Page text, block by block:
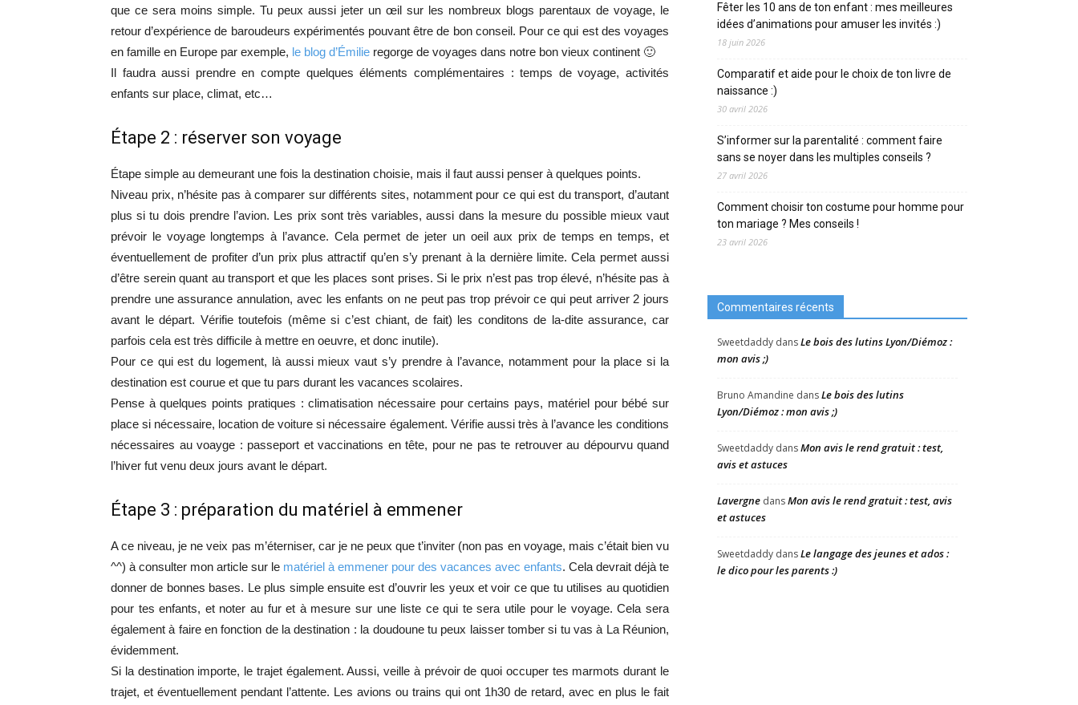
que ce sera moins simple. Tu peux aussi jeter un œil sur les nombreux blogs parentaux de voyage, le
retour d’expérience de baroudeurs expérimentés pouvant être de bon conseil. Pour ce qui est des voyages
en famille en Europe par exemple, le blog d’Émilie regorge de voyages dans notre bon vieux continent 🙂
Il faudra aussi prendre en compte quelques éléments complémentaires : temps de voyage, activités
enfants sur place, climat, etc…
Étape 2 : réserver son voyage
Étape simple au demeurant une fois la destination choisie, mais il faut aussi penser à quelques points.
Niveau prix, n’hésite pas à comparer sur différents sites, notamment pour ce qui est du transport, d’autant
plus si tu dois prendre l’avion. Les prix sont très variables, aussi dans la mesure du possible mieux vaut
prévoir le voyage longtemps à l’avance. Cela permet de jeter un oeil aux prix de temps en temps, et
éventuellement de profiter d’un prix plus attractif qu’en s’y prenant à la dernière limite. Cela permet aussi
d’être serein quant au transport et que les places sont prises. Si le prix n’est pas trop élevé, n’hésite pas à
prendre une assurance annulation, avec les enfants on ne peut pas trop prévoir ce qui peut arriver 2 jours
avant le départ. Vérifie toutefois (même si c’est chiant, de fait) les conditons de la-dite assurance, car
parfois cela est très difficile à mettre en oeuvre, et donc inutile).
Pour ce qui est du logement, là aussi mieux vaut s’y prendre à l’avance, notamment pour la place si la
destination est courue et que tu pars durant les vacances scolaires.
Pense à quelques points pratiques : climatisation nécessaire pour certains pays, matériel pour bébé sur
place si nécessaire, location de voiture si nécessaire également. Vérifie aussi très à l’avance les conditions
nécessaires au voayge : passeport et vaccinations en tête, pour ne pas te retrouver au dépourvu quand
l’hiver fut venu deux jours avant le départ.
Étape 3 : préparation du matériel à emmener
A ce niveau, je ne veix pas m’éterniser, car je ne peux que t’inviter (non pas en voyage, mais c’était bien vu
^^) à consulter mon article sur le matériel à emmener pour des vacances avec enfants. Cela devrait déjà te
donner de bonnes bases. Le plus simple ensuite est d’ouvrir les yeux et voir ce que tu utilises au quotidien
pour tes enfants, et noter au fur et à mesure sur une liste ce qui te sera utile pour le voyage. Cela sera
également à faire en fonction de la destination : la doudoune tu peux laisser tomber si tu vas à La Réunion,
évidemment.
Si la destination importe, le trajet également. Aussi, veille à prévoir de quoi occuper tes marmots durant le
trajet, et éventuellement pendant l’attente. Les avions ou trains qui ont 1h30 de retard, avec en plus le fait
Fêter les 10 ans de ton enfant : mes meilleures
idées d’animations pour amuser les invités :)
18 juin 2026
Comparatif et aide pour le choix de ton livre de
naissance :)
30 avril 2026
S’informer sur la parentalité : comment faire
sans se noyer dans les multiples conseils ?
27 avril 2026
Comment choisir ton costume pour homme pour
ton mariage ? Mes conseils !
23 avril 2026
Commentaires récents
Sweetdaddy dansLe bois des lutins Lyon/Diémoz :
mon avis ;)
Bruno Amandine dansLe bois des lutins
Lyon/Diémoz : mon avis ;)
Sweetdaddy dansMon avis le rend gratuit : test,
avis et astuces
Lavergne dansMon avis le rend gratuit : test, avis
et astuces
Sweetdaddy dansLe langage des jeunes et ados :
le dico pour les parents :)